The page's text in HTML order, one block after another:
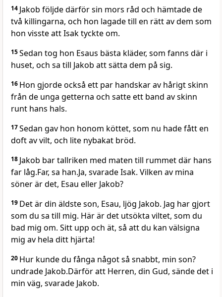
14 Jakob följde därför sin mors råd och hämtade de
två killingarna, och hon lagade till en rätt av dem som
hon visste att Isak tyckte om.
15Sedan tog hon Esaus bästa kläder, som fanns där i
huset, och sa till Jakob att sätta dem på sig.
16 Hon gjorde också ett par handskar av hårigt skinn
från de unga getterna och satte ett band av skinn
runt hans hals.
17Sedan gav hon honom köttet, som nu hade fått en
doft av vilt, och lite nybakat bröd.
18 Jakob bar tallriken med maten till rummet där hans
far låg.Far, sa han.Ja, svarade Isak. Vilken av mina
söner är det, Esau eller Jakob?
19 Det är din äldste son, Esau, ljög Jakob. Jag har gjort
som du sa till mig. Här är det utsökta viltet, som du
bad mig om. Sitt upp och ät, så att du kan välsigna
mig av hela ditt hjärta!
20 Hur kunde du fånga något så snabbt, min son?
undrade Jakob.Därför att Herren, din Gud, sände det i
min väg, svarade Jakob.